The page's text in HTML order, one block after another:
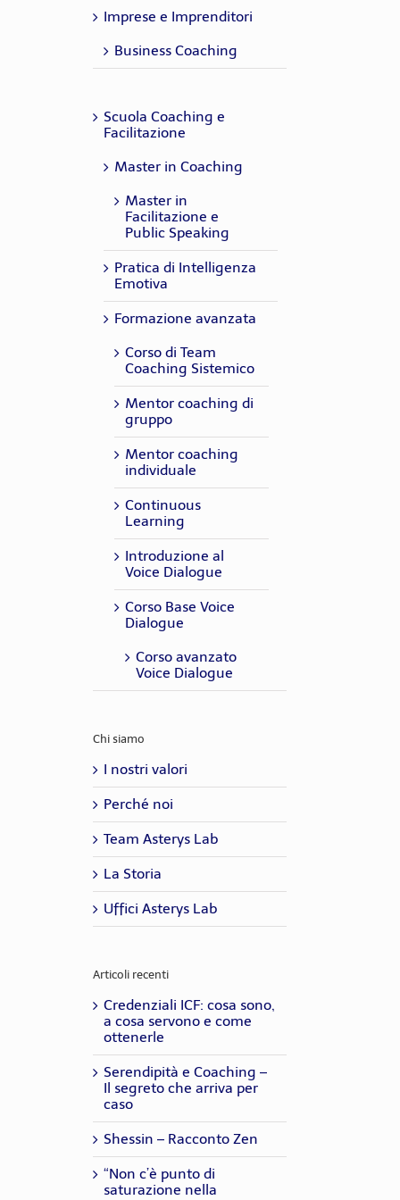
livelloPartecipante ,HR
Manager
S.G.,Dirigente di banca
Morena
Stollo
,Risorse
Umane
appreso in aula. PCM
1º livello
Silvia
,HR
aggiornati e
livello
essendo applicabile ai
diversi... PCM 1º livello
Raffaello
Zonin
,Formatore -
libero
ricercatore in
scienze sociali
Imprese e Imprenditori
Business Coaching
Scuola Coaching e
Facilitazione
Master in Coaching
Master in
Facilitazione e
Public Speaking
Pratica di Intelligenza
Emotiva
Formazione avanzata
Corso di Team
Coaching Sistemico
Mentor coaching di
gruppo
Mentor coaching
individuale
Continuous
Learning
Introduzione al
Voice Dialogue
Corso Base Voice
Dialogue
Corso avanzato
Voice Dialogue
Chi siamo
I nostri valori
Perché noi
Team Asterys Lab
La Storia
Uffici Asterys Lab
Articoli recenti
Credenziali ICF: cosa sono,
a cosa servono e come
ottenerle
Serendipità e Coaching –
Il segreto che arriva per
caso
Shessin – Racconto Zen
“Non c’è punto di
saturazione nella